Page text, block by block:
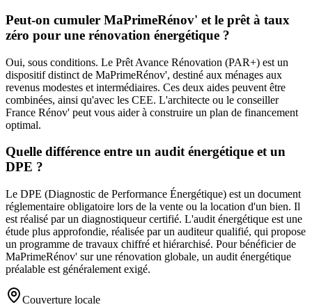
Peut-on cumuler MaPrimeRénov' et le prêt à taux
zéro pour une rénovation énergétique ?
Oui, sous conditions. Le Prêt Avance Rénovation (PAR+) est un
dispositif distinct de MaPrimeRénov', destiné aux ménages aux
revenus modestes et intermédiaires. Ces deux aides peuvent être
combinées, ainsi qu'avec les CEE. L'architecte ou le conseiller
France Rénov' peut vous aider à construire un plan de financement
optimal.
Quelle différence entre un audit énergétique et un
DPE ?
Le DPE (Diagnostic de Performance Énergétique) est un document
réglementaire obligatoire lors de la vente ou la location d'un bien. Il
est réalisé par un diagnostiqueur certifié. L'audit énergétique est une
étude plus approfondie, réalisée par un auditeur qualifié, qui propose
un programme de travaux chiffré et hiérarchisé. Pour bénéficier de
MaPrimeRénov' sur une rénovation globale, un audit énergétique
préalable est généralement exigé.
Couverture locale